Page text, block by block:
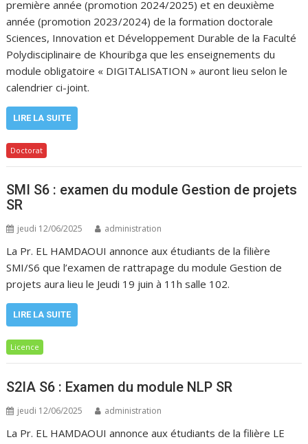
première année (promotion 2024/2025) et en deuxième
année (promotion 2023/2024) de la formation doctorale
Sciences, Innovation et Développement Durable de la Faculté
Polydisciplinaire de Khouribga que les enseignements du
module obligatoire « DIGITALISATION » auront lieu selon le
calendrier ci-joint.
LIRE LA SUITE
Doctorat
SMI S6 : examen du module Gestion de projets
SR
jeudi 12/06/2025 administration
La Pr. EL HAMDAOUI annonce aux étudiants de la filière
SMI/S6 que l’examen de rattrapage du module Gestion de
projets aura lieu le Jeudi 19 juin à 11h salle 102.
LIRE LA SUITE
Licence
S2IA S6 : Examen du module NLP SR
jeudi 12/06/2025 administration
La Pr. EL HAMDAOUI annonce aux étudiants de la filière LE